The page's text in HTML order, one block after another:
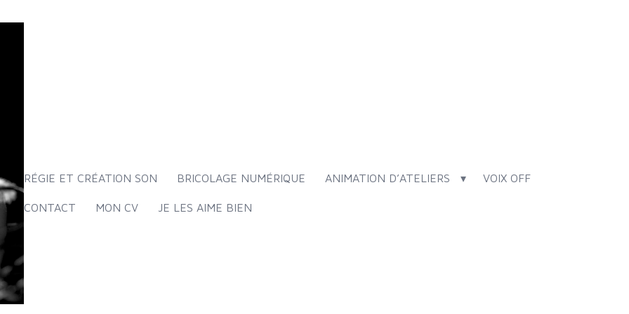
RÉGIE ET CRÉATION SON BRICOLAGE NUMÉRIQUE ANIMATION D’ATELIERS VOIX OFF
CONTACT MON CV JE LES AIME BIEN